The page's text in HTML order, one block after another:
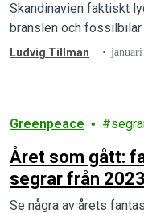
Skandinavien faktiskt
bränslen och
Ludvig Tillman
Greenpeace
Året som gått:
segrar från 2023
Se några av årets